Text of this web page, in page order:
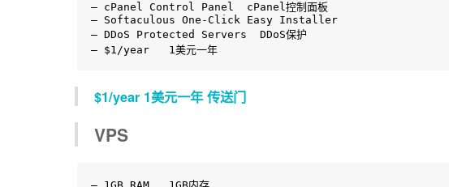
– cPanel Control Panel  cPanel控制面板
– Softaculous One-Click Easy Installer
– DDoS Protected Servers  DDoS保护
– $1/year   1美元一年
$1/year 1美元一年 传送门
VPS